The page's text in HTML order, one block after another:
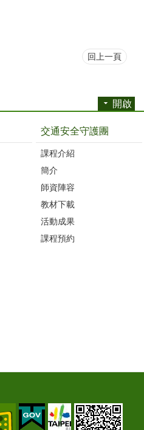
回上一頁
開啟
交通安全守護團
課程介紹
簡介
師資陣容
教材下載
活動成果
課程預約